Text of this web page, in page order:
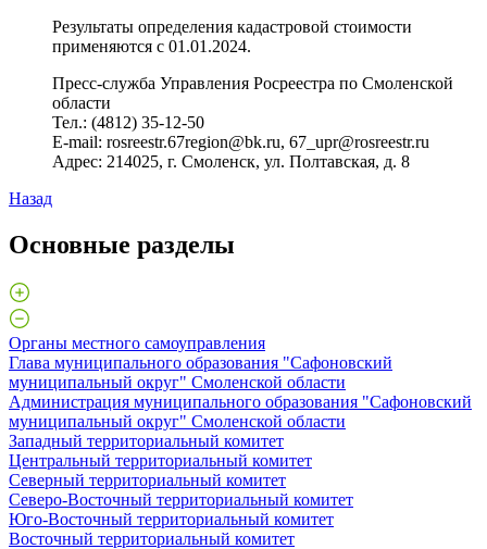
Результаты определения кадастровой стоимости
применяются с 01.01.2024.
Пресс-служба Управления Росреестра по Смоленской
области
Тел.: (4812) 35-12-50
E-mail: rosreestr.67region@bk.ru, 67_upr@rosreestr.ru
Адрес: 214025, г. Смоленск, ул. Полтавская, д. 8
Назад
Основные разделы
Органы местного самоуправления
Глава муниципального образования "Сафоновский
муниципальный округ" Смоленской области
Администрация муниципального образования "Сафоновский
муниципальный округ" Смоленской области
Западный территориальный комитет
Центральный территориальный комитет
Северный территориальный комитет
Северо-Восточный территориальный комитет
Юго-Восточный территориальный комитет
Восточный территориальный комитет